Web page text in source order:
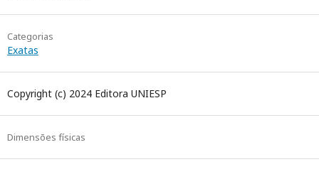
Categorias
Exatas
Copyright (c) 2024 Editora UNIESP
Dimensões físicas